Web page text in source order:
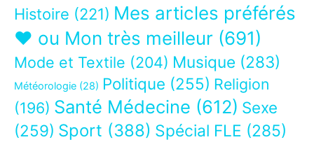
Histoire (221) Mes articles préférés
❤ ou Mon très meilleur (691)
Mode et Textile (204) Musique (283)
Météorologie (28) Politique (255) Religion
(196) Santé Médecine (612) Sexe
(259) Sport (388) Spécial FLE (285)